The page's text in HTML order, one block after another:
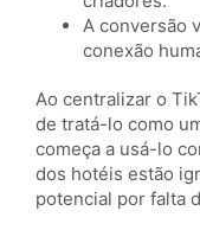
A conversão
conexão
Ao centralizar o
de tratá-lo como
começa a usá-lo
dos hotéis estão
potencial por falta